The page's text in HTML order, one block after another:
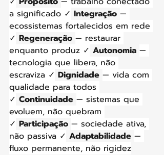
a significado ✓ Integração —
ecossistemas fortalecidos em rede
✓ Regeneração — restaurar
enquanto produz ✓ Autonomia —
tecnologia que libera, não
escraviza ✓ Dignidade — vida com
qualidade para todos
✓ Continuidade — sistemas que
evoluem, não quebram
✓ Participação — sociedade ativa,
não passiva ✓ Adaptabilidade —
fluxo permanente, não rigidez